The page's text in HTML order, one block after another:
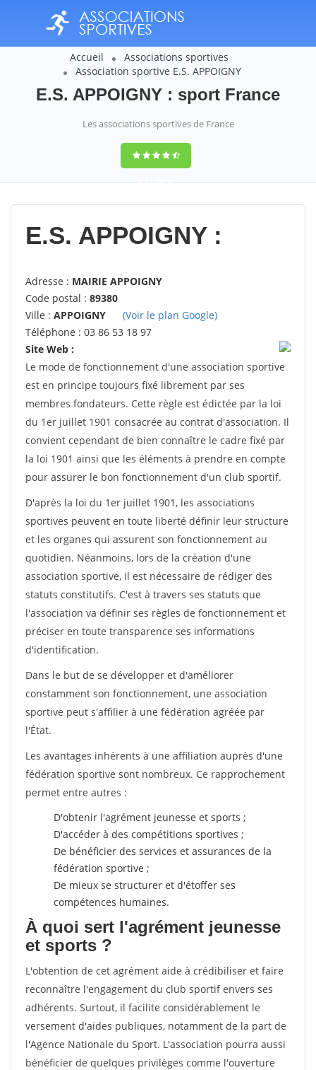
Accueil
Associations sportives
Association sportive E.S. APPOIGNY
E.S. APPOIGNY : sport France
Les associations sportives de France
9,4(100%)
14358votes
E.S. APPOIGNY :
Adresse : MAIRIE APPOIGNY
Code postal : 89380
Ville : APPOIGNY
(Voir le plan Google)
Téléphone : 03 86 53 18 97
Site Web :
Le mode de fonctionnement d'une association sportive
est en principe toujours fixé librement par ses
membres fondateurs. Cette règle est édictée par la loi
du 1er juillet 1901 consacrée au contrat d'association. Il
convient cependant de bien connaître le cadre fixé par
la loi 1901 ainsi que les éléments à prendre en compte
pour assurer le bon fonctionnement d'un club sportif.
D'après la loi du 1er juillet 1901, les associations
sportives peuvent en toute liberté définir leur structure
et les organes qui assurent son fonctionnement au
quotidien. Néanmoins, lors de la création d'une
association sportive, il est nécessaire de rédiger des
statuts constitutifs. C'est à travers ses statuts que
l'association va définir ses règles de fonctionnement et
préciser en toute transparence ses informations
d'identification.
Dans le but de se développer et d'améliorer
constamment son fonctionnement, une association
sportive peut s'affilier à une fédération agréée par
l'État.
Les avantages inhérents à une affiliation auprès d'une
fédération sportive sont nombreux. Ce rapprochement
permet entre autres :
D'obtenir l'agrément jeunesse et sports ;
D'accéder à des compétitions sportives ;
De bénéficier des services et assurances de la
fédération sportive ;
De mieux se structurer et d'étoffer ses
compétences humaines.
À quoi sert l'agrément jeunesse
et sports ?
L'obtention de cet agrément aide à crédibiliser et faire
reconnaître l'engagement du club sportif envers ses
adhérents. Surtout, il facilite considérablement le
versement d'aides publiques, notamment de la part de
l'Agence Nationale du Sport. L'association pourra aussi
bénéficier de quelques privilèges comme l'ouverture